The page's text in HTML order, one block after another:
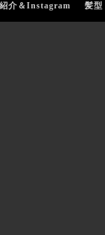
介＆Instagram 髪型